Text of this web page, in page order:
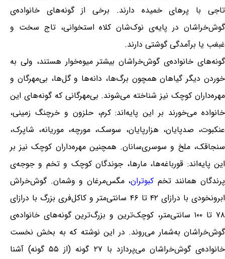
تاجی با پرهای خمیده دارند. برخی از گونه‌های خانواده‌ی
گوش‌خراشان در پایه‌ی نوک‌شان کلاه استخوانی، تاج سخت و
غبغب یا برآمدگی گوشتی دارند.
گونه‌های خانواده‌ی گوش‌خراشان بیشتر میوه‌خوار هستند، ولی به
خوردن دیگر گیاهان همچون برگ‌ها، دانه‌ها و گل‌ها، بی‌مهرگان و
مهره‌داران کوچک نیز شناخته می‌شوند. بی‌مهرگانی که گونه‌های این
خانواده می‌خورند بر این پایه‌اند: کرم، حلزون و خرچنگ زمینی،
عنکبوت، صدپایان، هزارپایان، سوسک، مورچه، موریانه، شاپرک،
سنجاقک، ملخ و سوسری‌سانان. همچنین مهره‌داران کوچک نیز بر
این پایه‌اند: قورباغه‌ها، مارها، جوندگان کوچک و تخم و جوجه‌ی
پرندگان همانند تخم کبوتران، مگس‌مرغان و وشمان. گوش‌خراش
ابرونخودی با درازای ۴۲ تا ۴۶ سانتی‌متر و کاکل‌فری بزرگ با درازای
۷۸ تا ۱۰۰ سانتی‌متر، کوچک‌ترین و بزرگ‌ترین گونه‌های خانواده‌ی
گوش‌خراشان به‌شمار می‌روند. در این نوشته که به بخش نخست
خانواده‌ی گوش‌خراشان می‌پردازد با ۲۷ گونه (از ۵۵ گونه) آشنا